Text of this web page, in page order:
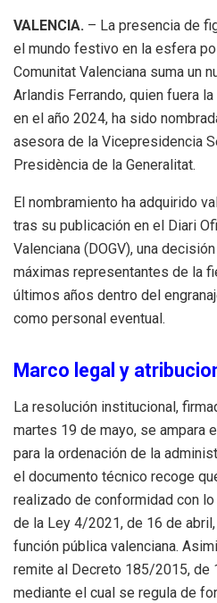
VALENCIA. – La presencia de
el mundo festivo en la esfera
Comunitat Valenciana suma un
Arlandis Ferrando, quien fuera
en el año 2024, ha sido
asesora de la Vicepresidencia
Presidència de la Generalitat.
El nombramiento ha adquirido
tras su publicación en el Diari
Valenciana (DOGV), una
máximas representantes de la
últimos años dentro del
como personal eventual.
Marco legal y
La resolución institucional,
martes 19 de mayo, se ampara
para la ordenación de la
el documento técnico recoge
realizado de conformidad con
de la Ley 4/2021, de 16 de
función pública valenciana.
remite al Decreto 185/2015, de
mediante el cual se regula de